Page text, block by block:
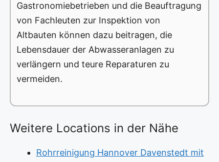
Gastronomiebetrieben und die Beauftragung
von Fachleuten zur Inspektion von
Altbauten können dazu beitragen, die
Lebensdauer der Abwasseranlagen zu
verlängern und teure Reparaturen zu
vermeiden.
Weitere Locations in der Nähe
Rohrreinigung Hannover Davenstedt mit